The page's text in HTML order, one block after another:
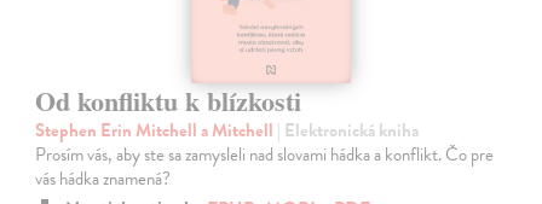
Od konfliktu k blízkosti
Stephen Erin Mitchell a Mitchell | Elektronická kniha
Prosím vás, aby ste sa zamysleli nad slovami hádka a konflikt. Čo pre
vás hádka znamená?